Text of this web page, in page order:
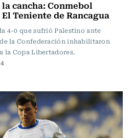
cancha: Conmebol
Teniente de Rancagua
4-0 que sufrió Palestino ante
la Confederación inhabilitaron
la Copa Libertadores.